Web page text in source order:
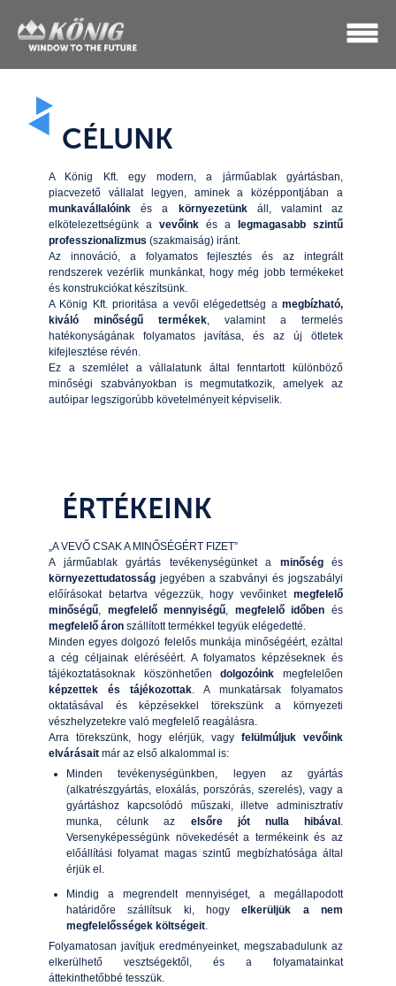
CÉLUNK
A König Kft. egy modern, a járműablak gyártásban,
piacvezető vállalat legyen, aminek a középpontjában a
munkavállalóink és a környezetünkáll, valamint az
elkötelezettségünk a vevőink és a legmagasabb szintű
professzionalizmus (szakmaiság) iránt.
Az innováció, a folyamatos fejlesztés és az integrált
rendszerek vezérlik munkánkat, hogy még jobb termékeket
és konstrukciókat készítsünk.
A König Kft. prioritása a vevői elégedettség a megbízható,
kiváló minőségű termékek , valamint a termelés
hatékonyságának folyamatos javítása, és az új ötletek
kifejlesztése révén.
Ez a szemlélet a vállalatunk által fenntartott különböző
minőségi szabványokban is megmutatkozik, amelyek az
autóipar legszigorúbb követelményeit képviselik.
ÉRTÉKEINK
„A VEVŐ CSAK A MINŐSÉGÉRT FIZET”
A járműablak gyártás tevékenységünket a minőségés
környezettudatosság jegyében a szabványi és jogszabályi
előírásokat betartva végezzük, hogy vevőinket megfelelő
minőségű
megfelelő mennyiségű megfelelő időben és
megfelelő áron szállított termékkel tegyük elégedetté.
Minden egyes dolgozó felelős munkája minőségéért, ezáltal
a cég céljainak eléréséért. A folyamatos képzéseknek és
tájékoztatásoknak köszönhetőendolgozóink megfelelően
képzettek és tájékozottak . A munkatársak folyamatos
oktatásával és képzésekkel törekszünk a környezeti
vészhelyzetekre való megfelelő reagálásra.
Arra törekszünk, hogy elérjük, vagy felülmúljuk vevőink
elvárásait már az első alkalommal is:
Minden tevékenységünkben, legyen az gyártás
(alkatrészgyártás, eloxálás, porszórás, szerelés), vagy a
gyártáshoz kapcsolódó műszaki, illetve adminisztratív
munka, célunk az elsőre jót nulla hibával
Versenyképességünk növekedését a termékeink és az
előállítási folyamat magas szintű megbízhatósága által
érjük el.
Mindig a megrendelt mennyiséget, a megállapodott
határidőre szállítsuk ki, hogyelkerüljük a nem
megfelelősségek költségeit
Folyamatosan javítjuk eredményeinket, megszabadulunk az
elkerülhető vesztségektől, és a folyamatainkat
áttekinthetőbbé tesszük.